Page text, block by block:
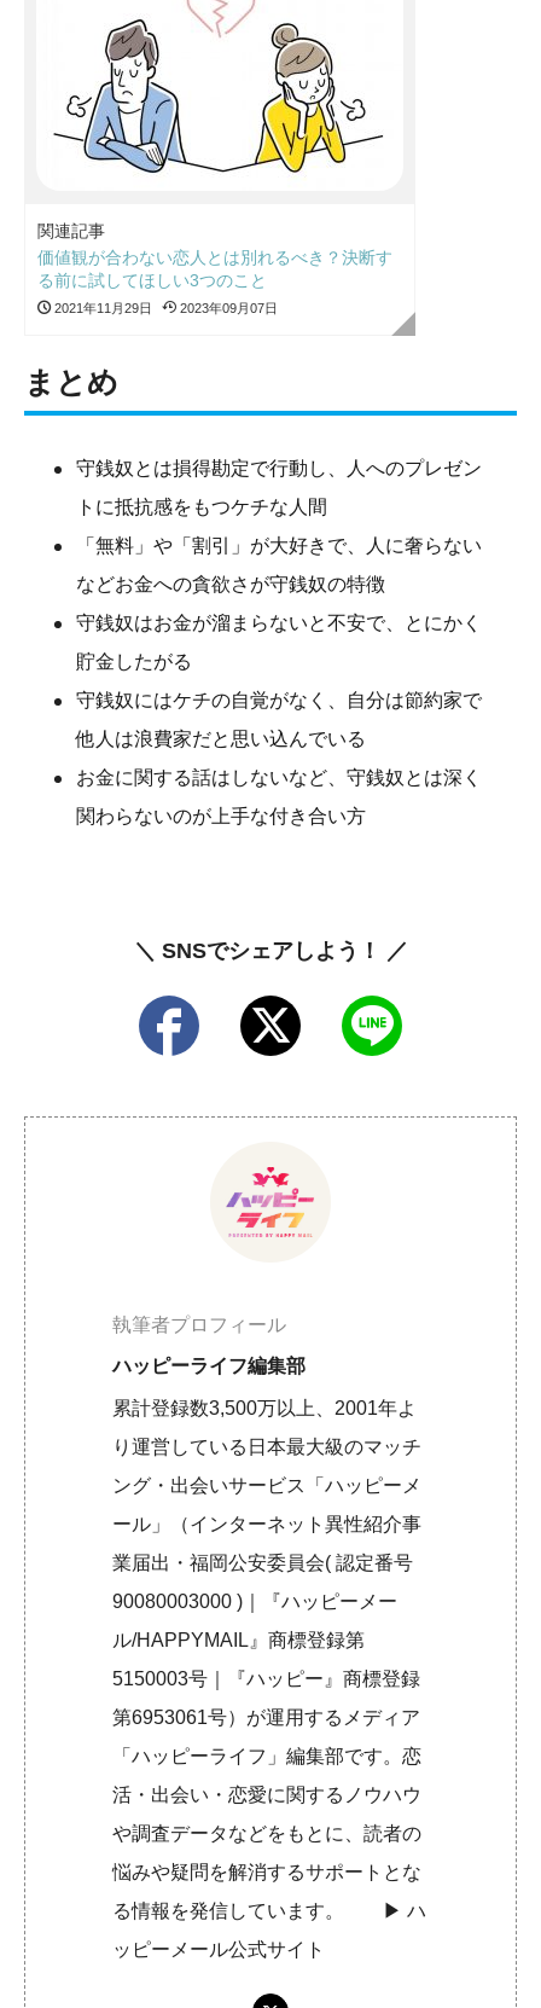
関連記事
価値観が合わない恋人とは別れるべき？決断す
る前に試してほしい3つのこと
2021年11月29日 2023年09月07日
まとめ
守銭奴とは損得勘定で行動し、人へのプレゼン
トに抵抗感をもつケチな人間
「無料」や「割引」が大好きで、人に奢らない
などお金への貪欲さが守銭奴の特徴
守銭奴はお金が溜まらないと不安で、とにかく
貯金したがる
守銭奴にはケチの自覚がなく、自分は節約家で
他人は浪費家だと思い込んでいる
お金に関する話はしないなど、守銭奴とは深く
関わらないのが上手な付き合い方
＼ SNSでシェアしよう！ ／
執筆者プロフィール
ハッピーライフ編集部
累計登録数3,500万以上、2001年よ
り運営している日本最大級のマッチ
ング・出会いサービス「ハッピーメ
ール」（インターネット異性紹介事
業届出・福岡公安委員会( 認定番号
90080003000 )｜『ハッピーメー
ル/HAPPYMAIL』商標登録第
5150003号｜『ハッピー』商標登録
第6953061号）が運用するメディア
「ハッピーライフ」編集部です。恋
活・出会い・恋愛に関するノウハウ
や調査データなどをもとに、読者の
悩みや疑問を解消するサポートとな
る情報を発信しています。 ▶︎ハ
ッピーメール公式サイト